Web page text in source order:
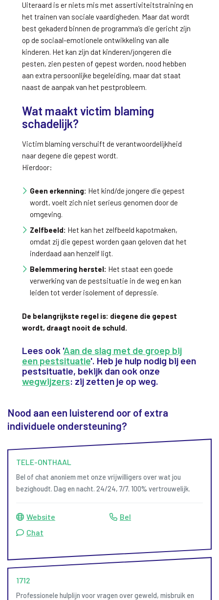
Uiteraard is er niets mis met assertiviteitstraining en
het trainen van sociale vaardigheden. Maar dat wordt
best gekaderd binnen de programma’s die gericht zijn
op de sociaal-emotionele ontwikkeling van alle
kinderen. Het kan zijn dat kinderen/jongeren die
pesten, zien pesten of gepest worden, nood hebben
aan extra persoonlijke begeleiding, maar dat staat
naast de aanpak van het pestprobleem.
Wat maakt victim blaming
schadelijk?
Victim blaming verschuift de verantwoordelijkheid
naar degene die gepest wordt.
Hierdoor:
Geen erkenning: Het kind/de jongere die gepest
wordt, voelt zich niet serieus genomen door de
omgeving.
Zelfbeeld: Het kan het zelfbeeld kapotmaken,
omdat zij die gepest worden gaan geloven dat het
inderdaad aan henzelf ligt.
Belemmering herstel: Het staat een goede
verwerking van de pestsituatie in de weg en kan
leiden tot verder isolement of depressie.
De belangrijkste regel is: diegene die gepest
wordt, draagt nooit de schuld.
Lees ook 'Aan de slag met de groep bij
een pestsituatie'. Heb je hulp nodig bij een
pestsituatie, bekijk dan ook onze
wegwijzers: zij zetten je op weg.
Nood aan een luisterend oor of extra
individuele ondersteuning?
TELE-ONTHAAL
Bel of chat anoniem met onze vrijwilligers over wat jou
bezighoudt. Dag en nacht. 24/24, 7/7. 100% vertrouwelijk.
Website
Bel
Chat
1712
Professionele hulplijn voor vragen over geweld, misbruik en